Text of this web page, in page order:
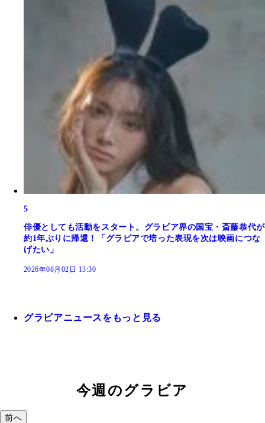
5
俳優としても活動をスタート。グラビア界の国宝・斎藤恭代が
約1年ぶりに帰還！「グラビアで培った表現を次は映画につな
げたい」
2026年08月02日 13:30
グラビアニュースをもっと見る
今週のグラビア
前へ